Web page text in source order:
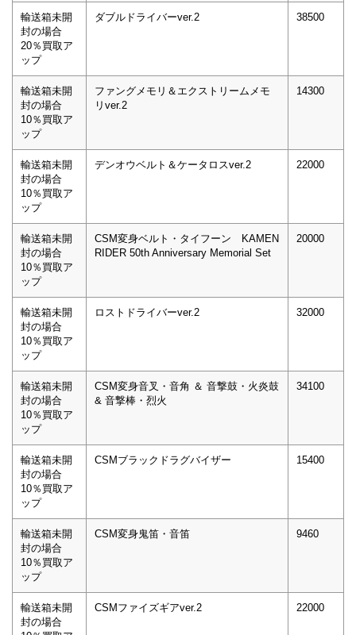
輸送箱未開
封の場合
20％買取ア
ップ
ダブルドライバーver.2 38500
輸送箱未開
封の場合
10％買取ア
ップ
ファングメモリ＆エクストリームメモ
リver.2
14300
輸送箱未開
封の場合
10％買取ア
ップ
デンオウベルト＆ケータロスver.2 22000
輸送箱未開
封の場合
10％買取ア
ップ
CSM変身ベルト・タイフーン KAMEN
RIDER 50th Anniversary Memorial Set
20000
輸送箱未開
封の場合
10％買取ア
ップ
ロストドライバーver.2 32000
輸送箱未開
封の場合
10％買取ア
ップ
CSM変身音叉・音角 ＆ 音撃鼓・火炎鼓
& 音撃棒・烈火
34100
輸送箱未開
封の場合
10％買取ア
ップ
CSMブラックドラグバイザー 15400
輸送箱未開
封の場合
10％買取ア
ップ
CSM変身鬼笛・音笛 9460
輸送箱未開
封の場合
CSMファイズギアver.2 22000